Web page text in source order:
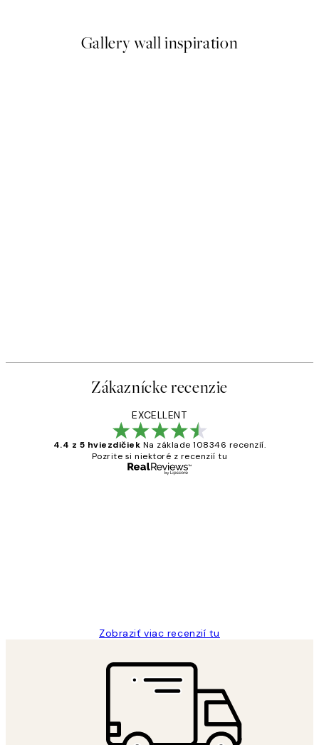
Gallery wall inspiration
Zákaznícke recenzie
EXCELLENT
4.4 z 5 hviezdičiek Na základe 108346 recenzií.
Pozrite si niektoré z recenzií tu
Zobraziť viac recenzií tu